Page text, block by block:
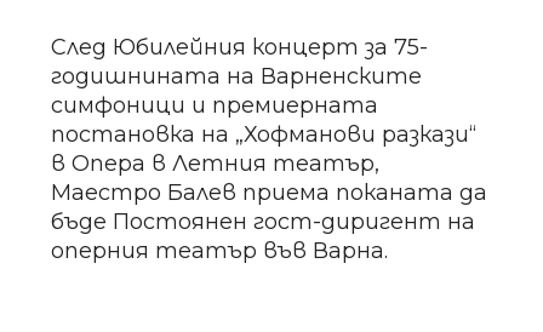
След Юбилейния концерт за 75-
годишнината на Варненските
симфоници и премиерната
постановка на „Хофманови разкази“
в Опера в Летния театър,
Маестро Балев приема поканата да
бъде Постоянен гост-диригент на
оперния театър във Варна.